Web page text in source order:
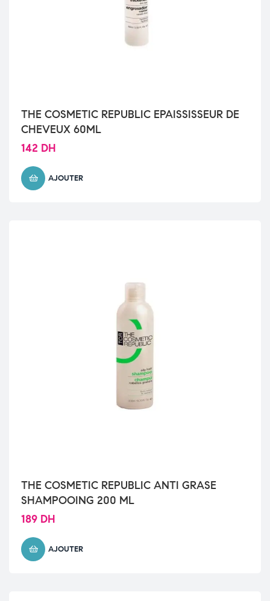
THE COSMETIC REPUBLIC EPAISSISSEUR DE
CHEVEUX 60ML
142 DH
AJOUTER
THE COSMETIC REPUBLIC ANTI GRASE
SHAMPOOING 200 ML
189 DH
AJOUTER